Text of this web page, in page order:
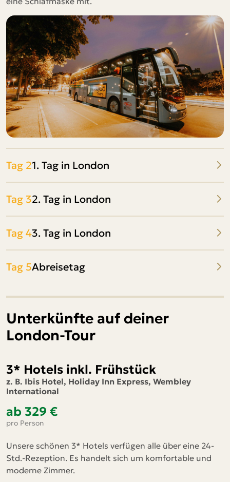
Tag 21. Tag in London
Tag 32. Tag in London
Tag 43. Tag in London
Tag 5Abreisetag
Unterkünfte auf deiner
London-Tour
3* Hotels inkl. Frühstück
z. B. Ibis Hotel, Holiday Inn Express, Wembley
International
ab 329 €
pro Person
Unsere schönen 3* Hotels verfügen alle über eine 24-
Std.-Rezeption. Es handelt sich um komfortable und
moderne Zimmer.